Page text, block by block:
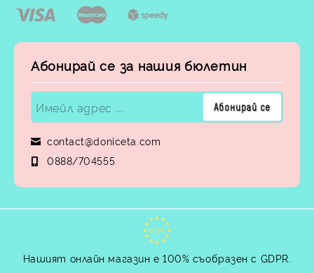
Абонирай се за нашия бюлетин
contact@doniceta.com
0888/704555
GDPR
Нашият онлайн магазин е 100% съобразен с GDPR.